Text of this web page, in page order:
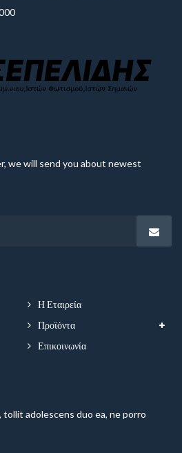
we will send you about newest
Η Εταιρεία
Προϊόντα
Επικοινωνία
adolescens duo ea, ne porro